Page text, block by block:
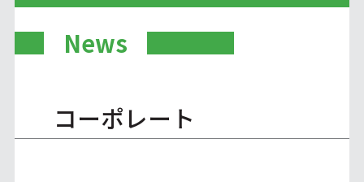
News
コーポレート